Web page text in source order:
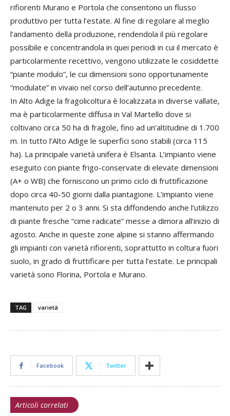
rifiorenti Murano e Portola che consentono un flusso
produttivo per tutta l’estate. Al fine di regolare al meglio
l’andamento della produzione, rendendola il più regolare
possibile e concentrandola in quei periodi in cui il mercato è
particolarmente recettivo, vengono utilizzate le cosiddette
“piante modulo”, le cui dimensioni sono opportunamente
“modulate” in vivaio nel corso dell’autunno precedente.
In Alto Adige la fragolicoltura è localizzata in diverse vallate,
ma è particolarmente diffusa in Val Martello dove si
coltivano circa 50 ha di fragole, fino ad un’altitudine di 1.700
m. In tutto l’Alto Adige le superfici sono stabili (circa 115
ha). La principale varietà unifera è Elsanta. L’impianto viene
eseguito con piante frigo-conservate di elevate dimensioni
(A+ o WB) che forniscono un primo ciclo di fruttificazione
dopo circa 40-50 giorni dalla piantagione. L’impianto viene
mantenuto per 2 o 3 anni. Si sta diffondendo anche l’utilizzo
di piante fresche “cime radicate” messe a dimora all’inizio di
agosto. Anche in queste zone alpine si stanno affermando
gli impianti con varietà rifiorenti, soprattutto in coltura fuori
suolo, in grado di fruttificare per tutta l’estate. Le principali
varietà sono Florina, Portola e Murano.
TAG varietà
Facebook Twitter
Articoli correlati